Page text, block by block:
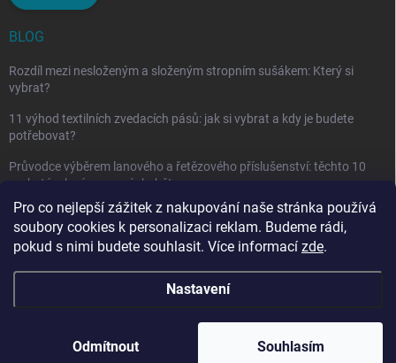
Pro co nejlepší zážitek z nakupování naše stránka používá
soubory cookies k personalizaci reklam. Budeme rádi,
pokud s nimi budete souhlasit. Více informací zde.
Nastavení
Odmítnout Souhlasím
BLOG
Rozdíl mezi nesloženým a složeným stropním sušákem: Který si
vybrat?
11 výhod textilních zvedacích pásů: jak si vybrat a kdy je budete
potřebovat?
Průvodce výběrem lanového a řetězového příslušenství: těchto 10
vychytávek vám nesmí chybět
. Všechna práva vyhrazena.Upravit nastavení